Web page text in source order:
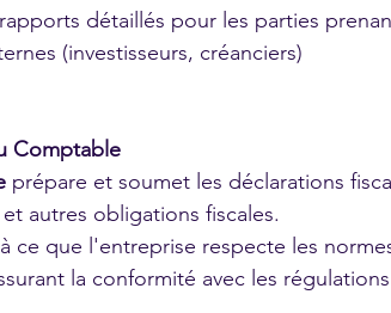
détaillés pour les parties
(investisseurs, créanciers)
Comptable
prépare et soumet les déclarations
autres obligations fiscales.
ce que l'entreprise respecte les
la conformité avec les